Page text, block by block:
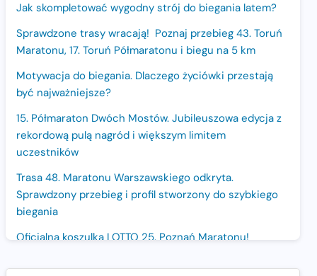
Jak skompletować wygodny strój do biegania latem?
Sprawdzone trasy wracają! Poznaj przebieg 43. Toruń
Maratonu, 17. Toruń Półmaratonu i biegu na 5 km
Motywacja do biegania. Dlaczego życiówki przestają
być najważniejsze?
15. Półmaraton Dwóch Mostów. Jubileuszowa edycja z
rekordową pulą nagród i większym limitem
uczestników
Trasa 48. Maratonu Warszawskiego odkryta.
Sprawdzony przebieg i profil stworzony do szybkiego
biegania
Oficjalna koszulka LOTTO 25. Poznań Maratonu!